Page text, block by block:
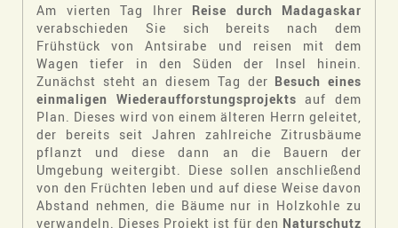
Am vierten Tag Ihrer Reise durch Madagaskar
verabschieden Sie sich bereits nach dem
Frühstück von Antsirabe und reisen mit dem
Wagen tiefer in den Süden der Insel hinein.
Zunächst steht an diesem Tag der Besuch eines
einmaligen Wiederaufforstungsprojekts auf dem
Plan. Dieses wird von einem älteren Herrn geleitet,
der bereits seit Jahren zahlreiche Zitrusbäume
pflanzt und diese dann an die Bauern der
Umgebung weitergibt. Diese sollen anschließend
von den Früchten leben und auf diese Weise davon
Abstand nehmen, die Bäume nur in Holzkohle zu
verwandeln. Dieses Projekt ist für den Naturschutz